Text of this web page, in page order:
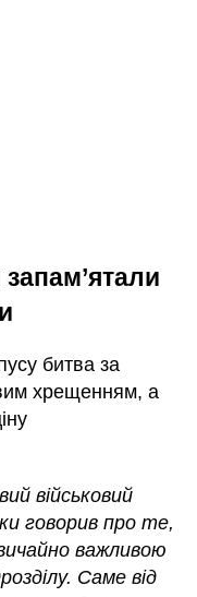
битва за
хрещенням, а
військовий
говорив про те,
важливою
Саме від